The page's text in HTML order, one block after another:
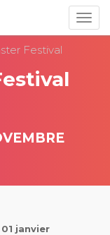
Festival
janvier